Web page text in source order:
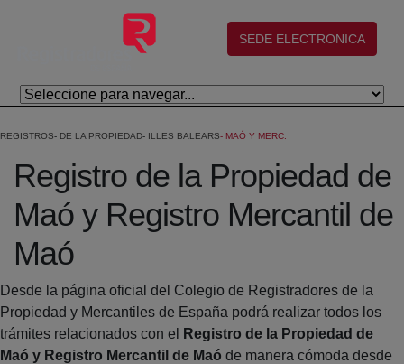
Skip to Main Content
(abre en nueva ventana)
SEDE ELECTRONICA
REGISTROS DE LA PROPIEDAD ILLES BALEARS MAÓ Y MERC.
Registro de la Propiedad de
Maó y Registro Mercantil de
Maó
Desde la página oficial del Colegio de Registradores de la
Propiedad y Mercantiles de España podrá realizar todos los
trámites relacionados con el
Registro de la Propiedad de
Maó y Registro Mercantil de Maó de manera cómoda desde